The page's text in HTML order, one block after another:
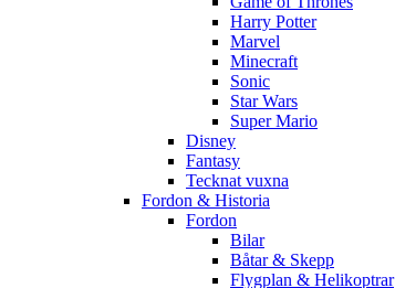
Harry Potter
Marvel
Minecraft
Sonic
Star Wars
Super Mario
Disney
Fantasy
Tecknat vuxna
Fordon & Historia
Fordon
Bilar
Båtar & Skepp
Flygplan & Helikoptrar